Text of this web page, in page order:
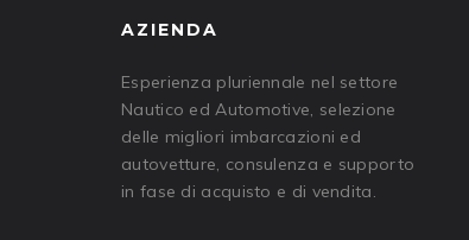
AZIENDA
Esperienza pluriennale nel settore
Nautico ed Automotive, selezione
delle migliori imbarcazioni ed
autovetture, consulenza e supporto
in fase di acquisto e di vendita.